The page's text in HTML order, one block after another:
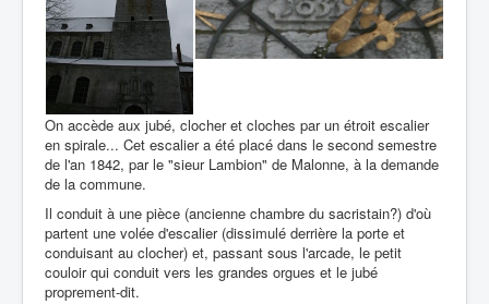
On accède aux jubé, clocher et cloches par un étroit escalier
en spirale... Cet escalier a été placé dans le second semestre
de l'an 1842, par le "sieur Lambion" de Malonne, à la demande
de la commune.
Il conduit à une pièce (ancienne chambre du sacristain?) d'où
partent une volée d'escalier (dissimulé derrière la porte et
conduisant au clocher) et, passant sous l'arcade, le petit
couloir qui conduit vers les grandes orgues et le jubé
proprement-dit.